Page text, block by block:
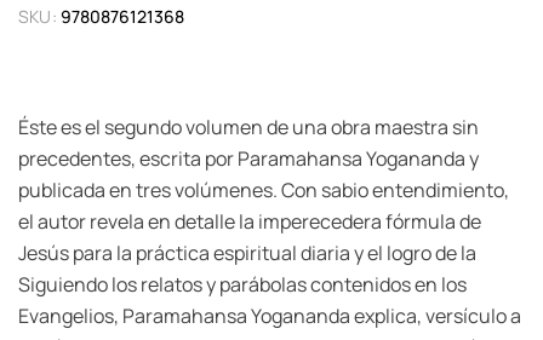
SKU: 9780876121368
Éste es el segundo volumen de una obra maestra sin
precedentes, escrita por Paramahansa Yogananda y
publicada en tres volúmenes. Con sabio entendimiento,
el autor revela en detalle la imperecedera fórmula de
Jesús para la práctica espiritual diaria y el logro de la
Siguiendo los relatos y parábolas contenidos en los
Evangelios, Paramahansa Yogananda explica, versículo a